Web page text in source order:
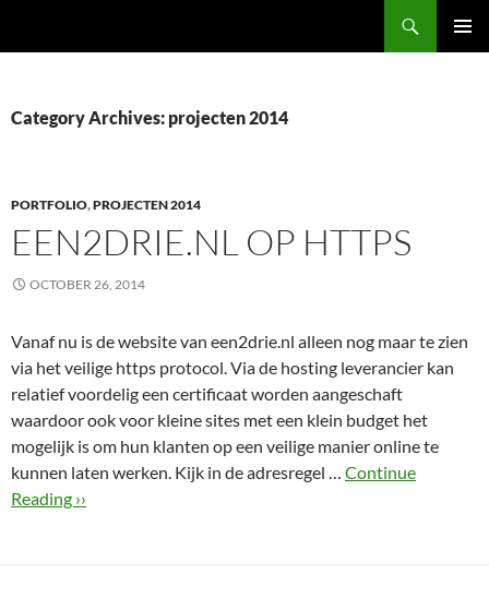
Category Archives: projecten 2014
PORTFOLIO,PROJECTEN 2014
EEN2DRIE.NL OP HTTPS
OCTOBER 26, 2014
Vanaf nu is de website van een2drie.nl alleen nog maar te zien
via het veilige https protocol. Via de hosting leverancier kan
relatief voordelig een certificaat worden aangeschaft
waardoor ook voor kleine sites met een klein budget het
mogelijk is om hun klanten op een veilige manier online te
kunnen laten werken. Kijk in de adresregel … Continue
Reading ››